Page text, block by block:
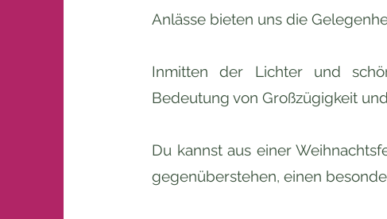
Anlässe bieten uns die
Inmitten der Lichter und
Bedeutung von Großzügigkeit
Du kannst aus einer
gegenüberstehen, einen